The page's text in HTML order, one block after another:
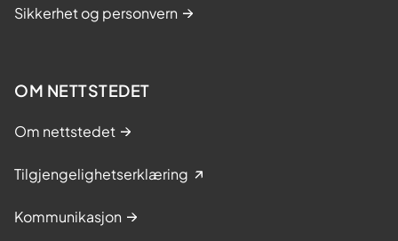
Sikkerhet og personvern
OM NETTSTEDET
Om nettstedet
Tilgjengelighetserklæring
Kommunikasjon